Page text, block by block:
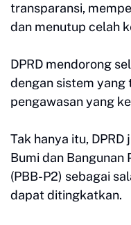
transparansi,
dan menutup celah
DPRD mendorong
dengan sistem
pengawasan yang
Tak hanya itu,
Bumi dan Bangunan
(PBB-P2) sebagai
dapat ditingkatkan.